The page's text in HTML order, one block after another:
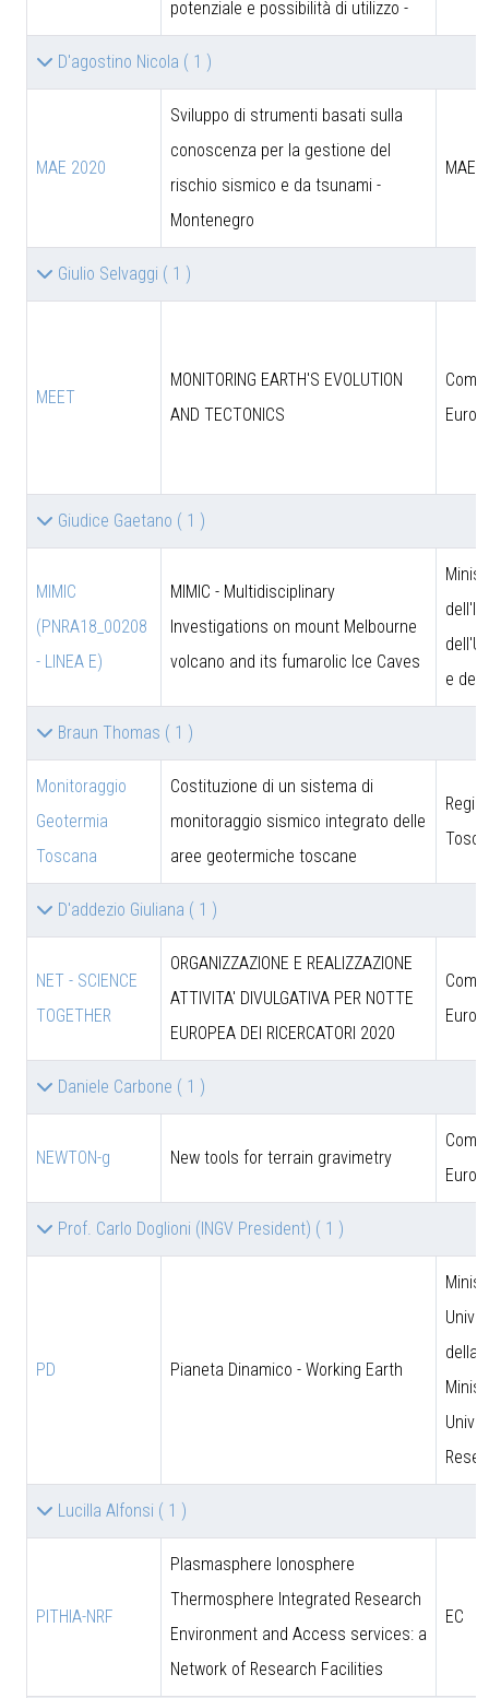
potenziale e possibilità di utilizzo -
D'agostino Nicola ( 1 )
MAE 2020
Sviluppo di strumenti basati sulla
conoscenza per la gestione del
rischio sismico e da tsunami -
Montenegro
MAE
Giulio Selvaggi ( 1 )
MEET
MONITORING EARTH'S EVOLUTION
AND TECTONICS
Giudice Gaetano ( 1 )
MIMIC
(PNRA18_00208
- LINEA E)
MIMIC - Multidisciplinary
Investigations on mount Melbourne
volcano and its fumarolic Ice Caves
e
Braun Thomas ( 1 )
Monitoraggio
Geotermia
Toscana
Costituzione di un sistema di
monitoraggio sismico integrato delle
aree geotermiche toscane
D'addezio Giuliana ( 1 )
NET - SCIENCE
TOGETHER
ORGANIZZAZIONE E REALIZZAZIONE
ATTIVITA' DIVULGATIVA PER NOTTE
EUROPEA DEI RICERCATORI 2020
Daniele Carbone ( 1 )
NEWTON-g New tools for terrain gravimetry
Prof. Carlo Doglioni (INGV President) ( 1 )
PD Pianeta Dinamico - Working Earth
della
Lucilla Alfonsi ( 1 )
PITHIA-NRF
Plasmasphere Ionosphere
Thermosphere Integrated Research
Environment and Access services: a
Network of Research Facilities
EC